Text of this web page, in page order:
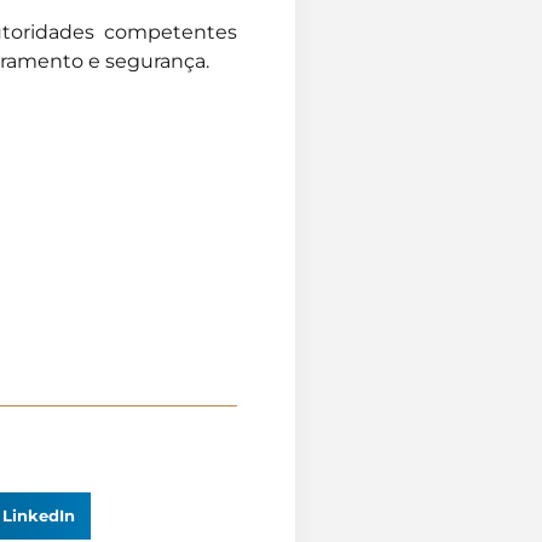
competentes
e segurança.
LinkedIn